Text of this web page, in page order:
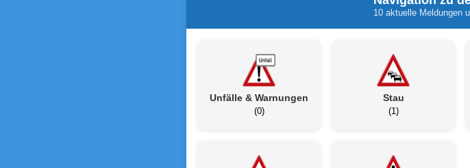
10 aktuelle Meldungen
Unfälle & Warnungen
(0)
Stau
(1)